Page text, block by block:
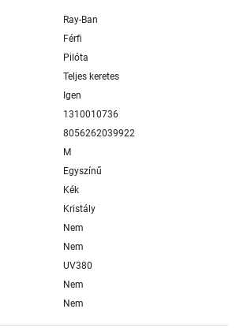
Ray-Ban
Férfi
Pilóta
Teljes keretes
Igen
1310010736
8056262039922
M
Egyszínű
Kék
Kristály
Nem
Nem
UV380
Nem
Nem